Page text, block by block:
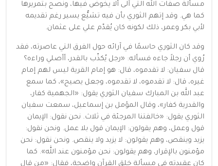
مسألة صفات الله التي آلى ألا يخوض فيها، ونصح بتمريرها
كما هي. وقد إتهم الثوري بأن فيه تشيُّع يسير رغم تقديمه
لأبي بكر وعمر، ذلك لكونه كان يُقدّم علي على عثمان.
وقد كان الثوري حاسمًا في آرائه حول الفرق التي عاصرته، فقد
رُوي أن رجلاً جاءه فسأله: «رجل يُكذّب بالقدر، أأصلي وراءه؟
قال سفيان: لا تقدموه، قال: هو إمام القرية ليس لهم إمام
غيره، قال: لا تقدموه، لا تقدموه، وجعل يصيح»، كما سمع
عبد الله بن المبارك سفيان الثوري يقول: «الجهمية كفار،
والقدرية كفار»، وقال المؤمل بن إسماعيل، سمعت سفيان
الثوري يقول: «خالفتنا المرجئة في ثلاث. نحن نقول: الإيمان
قول وعمل، وهم يقولون: الإيمان قول بلا عمل. ونحن نقول:
يزيد وينقص، وهم يقولون: لا يزيد ولا ينقص. ونحن نقول: نحن
مؤمنون بالإقرار، وهم يقولون: نحن مؤمنون عند الله». كما
كان عقيدته في مسألة خلق القرآن واضحة، فقال: «من قال